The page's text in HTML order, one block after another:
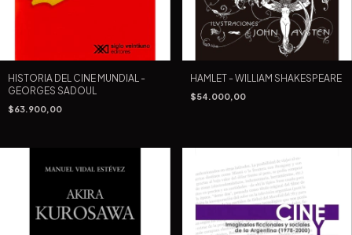
HISTORIA DEL CINE MUNDIAL -
GEORGES SADOUL
$63.900,00
HAMLET - WILLIAM SHAKESPEARE
$54.000,00